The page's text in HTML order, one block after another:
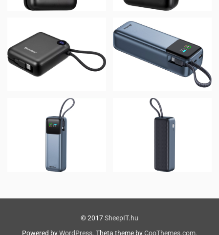
© 2017SheepIT.hu
Powered byWordPress. Theta theme by CooThemes.com.